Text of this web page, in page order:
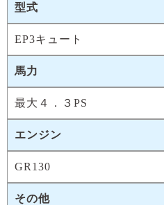
型式
EP3キュート
馬力
最大４．３PS
エンジン
GR130
その他